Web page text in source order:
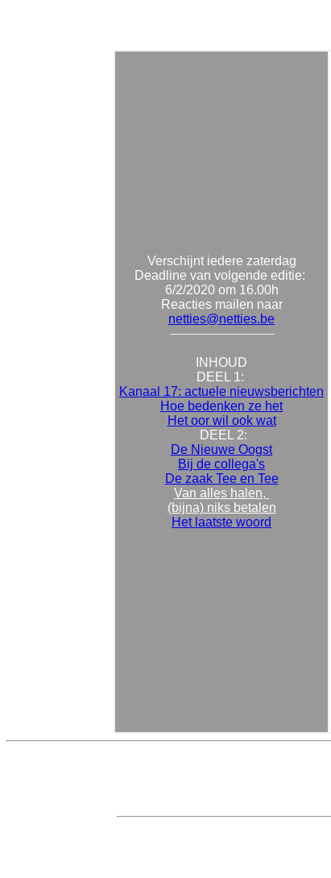
Verschijnt iedere zaterdag
Deadline van volgende editie:
6/2/2020 om 16.00h
Reacties mailen naar
netties@netties.be
INHOUD
DEEL 1:
Kanaal 17: actuele nieuwsberichten
Hoe bedenken ze het
Het oor wil ook wat
DEEL 2:
De Nieuwe Oogst
Bij de collega's
De zaak Tee en Tee
Van alles halen,
(bijna) niks betalen
Het laatste woord